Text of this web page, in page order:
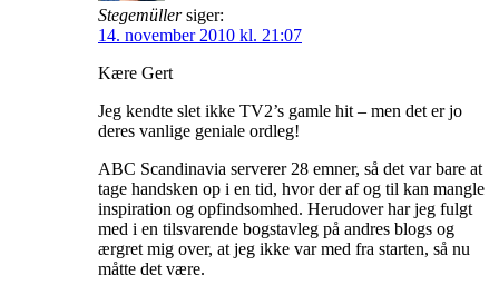
Stegemüller siger:
14. november 2010 kl. 21:07
Kære Gert
Jeg kendte slet ikke TV2’s gamle hit – men det er jo
deres vanlige geniale ordleg!
ABC Scandinavia serverer 28 emner, så det var bare at
tage handsken op i en tid, hvor der af og til kan mangle
inspiration og opfindsomhed. Herudover har jeg fulgt
med i en tilsvarende bogstavleg på andres blogs og
ærgret mig over, at jeg ikke var med fra starten, så nu
måtte det være.